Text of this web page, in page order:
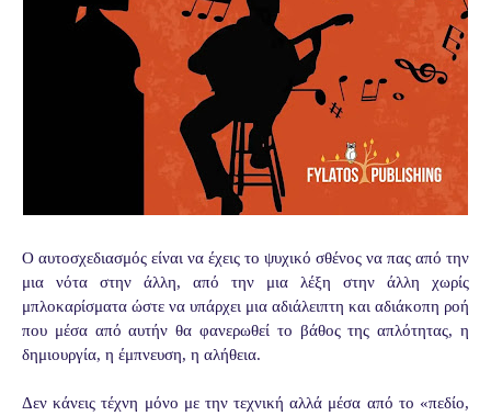
Ο αυτοσχεδιασμός είναι να έχεις το ψυχικό σθένος να πας από την
μια νότα στην άλλη, από την μια λέξη στην άλλη χωρίς
μπλοκαρίσματα ώστε να υπάρχει μια αδιάλειπτη και αδιάκοπη ροή
που μέσα από αυτήν θα φανερωθεί το βάθος της απλότητας, η
δημιουργία, η έμπνευση, η αλήθεια.
Δεν κάνεις τέχνη μόνο με την τεχνική αλλά μέσα από το «πεδίο,